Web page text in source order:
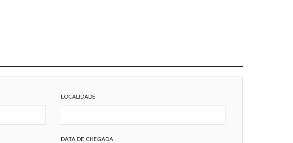
LOCALIDADE
DATA DE CHEGADA